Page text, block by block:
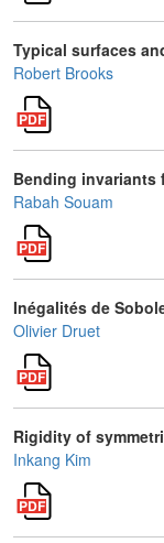
Typical surfaces
Robert Brooks
Bending invariants
Rabah Souam
Inégalités de
Olivier Druet
Rigidity of
Inkang Kim